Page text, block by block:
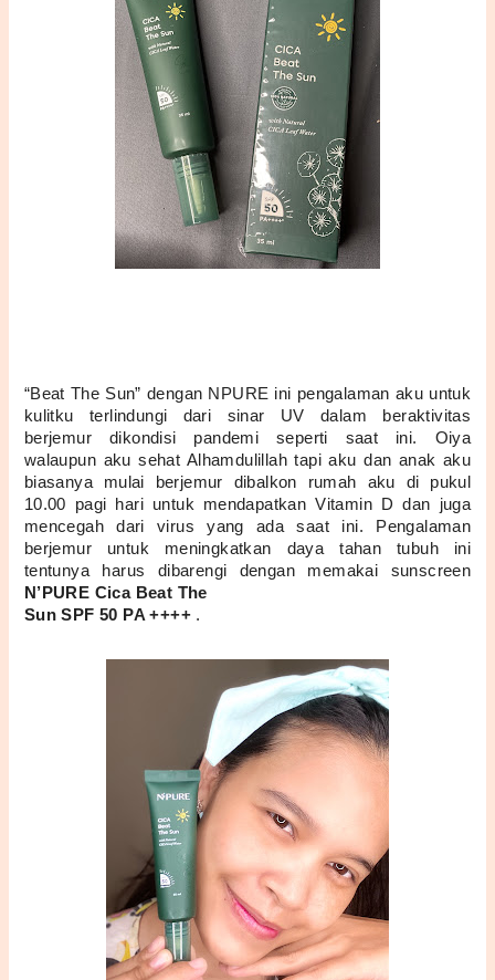
“Beat The Sun” dengan NPURE ini pengalaman aku untuk
kulitku terlindungi dari sinar UV dalam beraktivitas
berjemur dikondisi pandemi seperti saat ini. Oiya
walaupun aku sehat Alhamdulillah tapi aku dan anak aku
biasanya mulai berjemur dibalkon rumah aku di pukul
10.00 pagi hari untuk mendapatkan Vitamin D dan juga
mencegah dari virus yang ada saat ini. Pengalaman
berjemur untuk meningkatkan daya tahan tubuh ini
N’PURE Cica Beat The
Sun SPF 50 PA ++++ .